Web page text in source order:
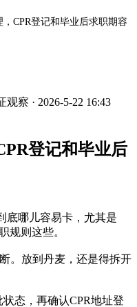
CPR登记和毕业后求职期容
观察 · 2026-5-22 16:43
登记和毕业后
底哪儿容易卡，尤其是
规则这些。
。放到丹麦，还是得拆开
状态，再确认CPR地址登